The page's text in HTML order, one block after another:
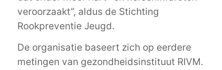
veroorzaakt”, aldus de Stichting
Rookpreventie Jeugd.
De organisatie baseert zich op eerdere
metingen van gezondheidsinstituut RIVM.